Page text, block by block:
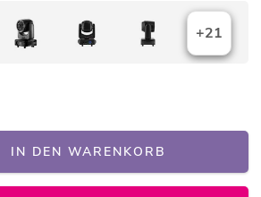
+21
IN DEN WARENKORB